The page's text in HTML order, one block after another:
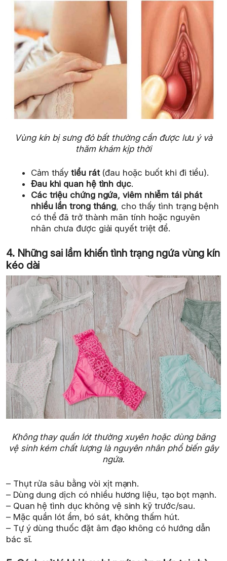
Vùng kín bị sưng đỏ bất thường cần được lưu ý và
thăm khám kịp thời
Cảm thấytiểu rát(đau hoặc buốt khi đi tiểu).
Đau khi quan hệ tình dục.
Các triệu chứng ngứa, viêm nhiễm tái phát
nhiều lần trong tháng, cho thấy tình trạng bệnh
có thể đã trở thành mãn tính hoặc nguyên
nhân chưa được giải quyết triệt để.
4. Những sai lầm khiến tình trạng ngứa vùng kín
kéo dài
Không thay quần lót thường xuyên hoặc dùng băng
vệ sinh kém chất lượng là nguyên nhân phổ biến gây
ngứa.
– Thụt rửa sâu bằng vòi xịt mạnh.
– Dùng dung dịch có nhiều hương liệu, tạo bọt mạnh.
– Quan hệ tình dục không vệ sinh kỹ trước/sau.
– Mặc quần lót ẩm, bó sát, không thấm hút.
– Tự ý dùng thuốc đặt âm đạo không có hướng dẫn
bác sĩ.